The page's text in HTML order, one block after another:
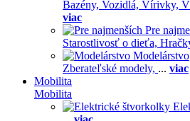
Bazény, Vozidlá, Vírivky,
viac
Pre
Starostlivosť o dieťa,
Modelárstvo
Zberateľské modely, ... viac
Mobilita
Mobilita